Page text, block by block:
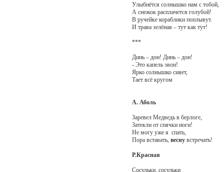
Улыбнётся солнышко нам с тобой,
А снежок расплачется голубой!
В ручейке кораблики поплывут.
И трава зелёная – тут как тут!
***
Динь – дон! Динь – дон!
- Это капель звон!
Ярко солнышко сияет,
Тает всё кругом
А. Аболь
Заревел Медведь в берлоге,
Затекли от спячки ноги!
Не могу уже я спать,
Пора вставать, веснувстречать!
Р.Красная
Сосульки, сосульки